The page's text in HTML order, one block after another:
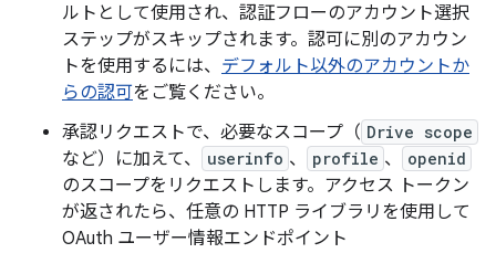
ルトとして使用され、認証フローのアカウント選択
ステップがスキップされます。認可に別のアカウン
トを使用するには、 デフォルト以外のアカウントか
らの認可をご覧ください。
承認リクエストで、必要なスコープ（ Drive scope
など）に加えて、 userinfo 、 profile 、 openid
のスコープをリクエストします。アクセス トークン
が返されたら、任意の HTTP ライブラリを使用して
OAuth ユーザー情報エンドポイント